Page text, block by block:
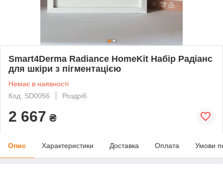
Smart4Derma Radiance HomeKit Набір Радіанс
для шкіри з пігментацією
Немає в наявності
Код: SD0056
Роздріб
2 667 ₴
Опис Характеристики Доставка Оплата Умови